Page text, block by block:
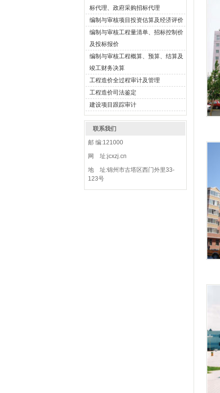
标代理、政府采购招标代理
编制与审核项目投资估算及经济评价
编制与审核工程量清单、招标控制价
及投标报价
编制与审核工程概算、预算、结算及
竣工财务决算
工程造价全过程审计及管理
工程造价司法鉴定
建设项目跟踪审计
联系我们
邮 编:121000
网 址:jcxzj.cn
地 址:锦州市古塔区西门外里33-
123号